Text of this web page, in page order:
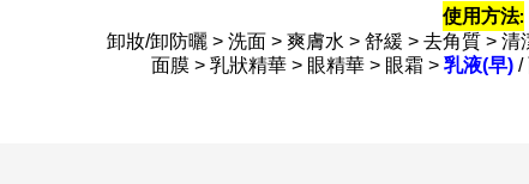
使用方法:
卸妝/卸防曬 > 洗面 > 爽膚水 > 舒緩 > 去角質 >
面膜 > 乳狀精華 > 眼精華 > 眼霜 > 乳液(早) /